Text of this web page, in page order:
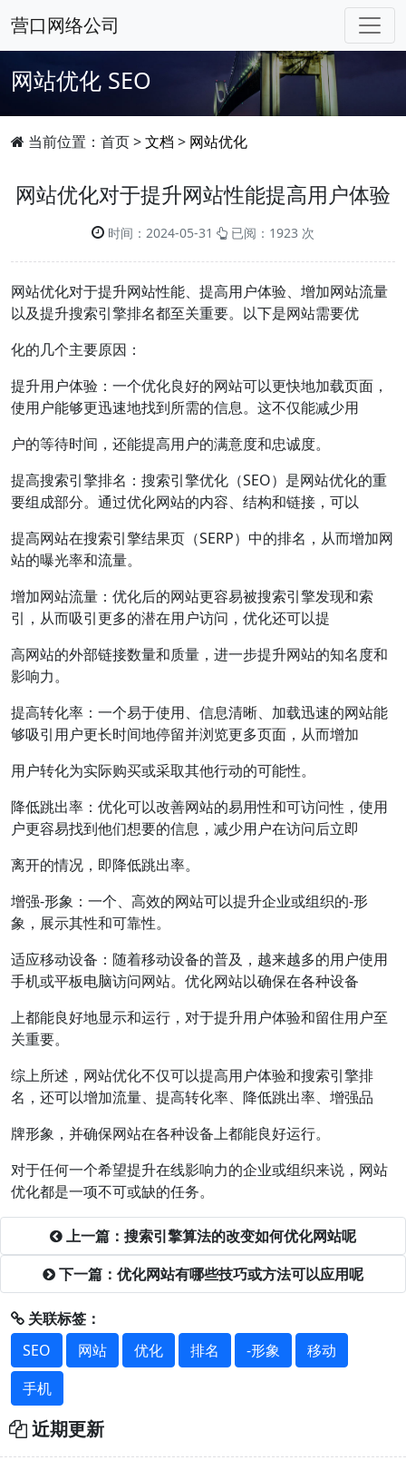
营口网络公司
网站优化 SEO
当前位置： 首页>文档 > 网站优化
网站优化对于提升网站性能提高用户体验
时间：2024-05-31 已阅：1923 次
网站优化对于提升网站性能、提高用户体验、增加网站流量
以及提升搜索引擎排名都至关重要。以下是网站需要优
化的几个主要原因：
提升用户体验：一个优化良好的网站可以更快地加载页面，
使用户能够更迅速地找到所需的信息。这不仅能减少用
户的等待时间，还能提高用户的满意度和忠诚度。
提高搜索引擎排名：搜索引擎优化（SEO）是网站优化的重
要组成部分。通过优化网站的内容、结构和链接，可以
提高网站在搜索引擎结果页（SERP）中的排名，从而增加网
站的曝光率和流量。
增加网站流量：优化后的网站更容易被搜索引擎发现和索
引，从而吸引更多的潜在用户访问，优化还可以提
高网站的外部链接数量和质量，进一步提升网站的知名度和
影响力。
提高转化率：一个易于使用、信息清晰、加载迅速的网站能
够吸引用户更长时间地停留并浏览更多页面，从而增加
用户转化为实际购买或采取其他行动的可能性。
降低跳出率：优化可以改善网站的易用性和可访问性，使用
户更容易找到他们想要的信息，减少用户在访问后立即
离开的情况，即降低跳出率。
增强-形象：一个、高效的网站可以提升企业或组织的-形
象，展示其性和可靠性。
适应移动设备：随着移动设备的普及，越来越多的用户使用
手机或平板电脑访问网站。优化网站以确保在各种设备
上都能良好地显示和运行，对于提升用户体验和留住用户至
关重要。
综上所述，网站优化不仅可以提高用户体验和搜索引擎排
名，还可以增加流量、提高转化率、降低跳出率、增强品
牌形象，并确保网站在各种设备上都能良好运行。
对于任何一个希望提升在线影响力的企业或组织来说，网站
优化都是一项不可或缺的任务。
上一篇：搜索引擎算法的改变如何优化网站呢
下一篇：优化网站有哪些技巧或方法可以应用呢
关联标签：
SEO
网站 优化 排名 -形象
移动
手机
近期更新